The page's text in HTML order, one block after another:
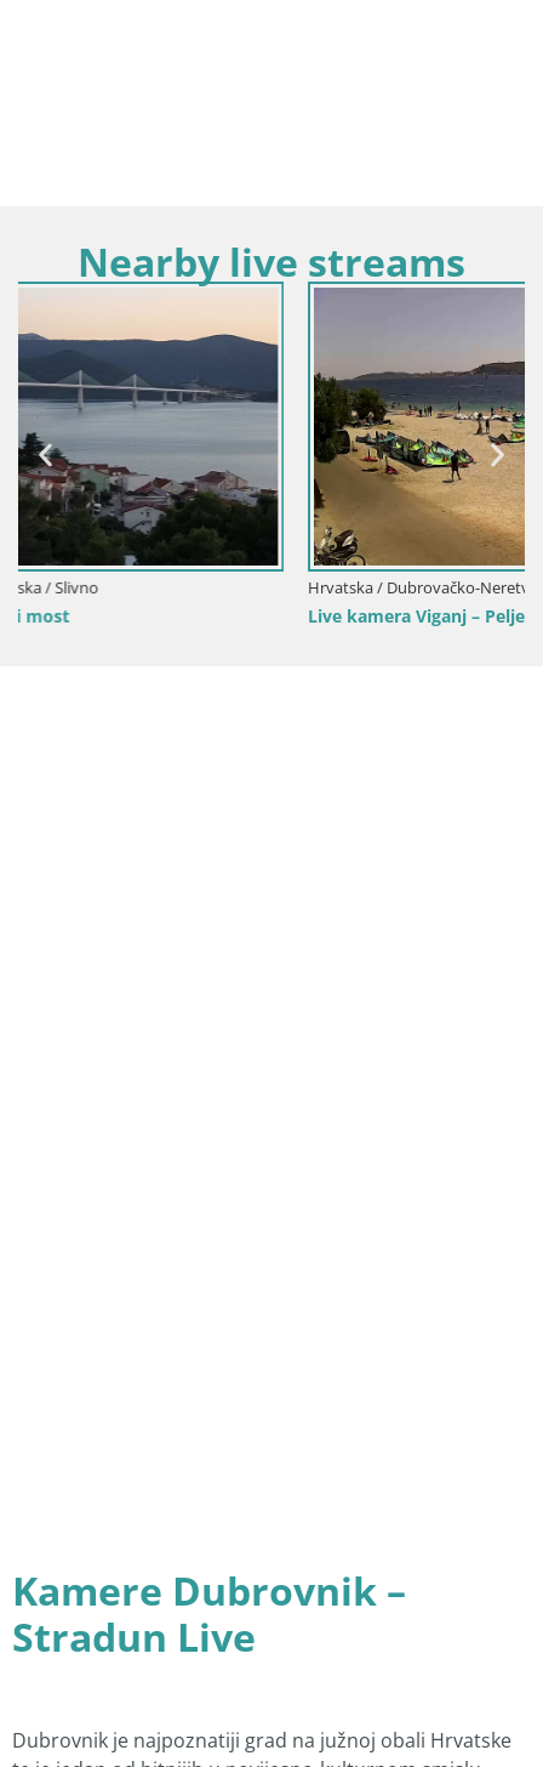
Nearby live streams
Hrvatska / Dubrovačko-Neretvanska / Viganj-Pelješac
Live kamera Viganj – Pelješac u živo
Kamere Dubrovnik –
Stradun Live
Dubrovnik je najpoznatiji grad na južnoj obali Hrvatske